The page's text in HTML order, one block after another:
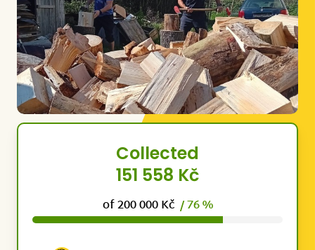
Collected
151 558 Kč
of 200 000 Kč / 76 %